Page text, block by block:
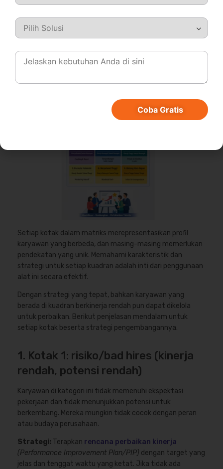
pipeline talenta yang berkelanjutan dan berbasis data.
Penjelasan Setiap Kotak
dalam Nine Box Matrix dan
Strategi Pengembangannya
Setiap kotak dalam matriks merepresentasikan profil
karyawan yang berbeda, dan masing-masing memerlukan
pendekatan yang unik. Memahami karakteristik dan
strategi untuk setiap kuadran adalah inti dari penggunaan
alat ini secara efektif.
Dengan strategi yang tepat, bahkan karyawan yang
berada di kuadran berkinerja rendah pun dapat dikelola
untuk perbaikan. Berikut penjelasan mendalam untuk
setiap kotak beserta strategi pengembangannya.
1. Kotak 1: risiko/bad hires (kinerja
rendah, potensi rendah)
Karyawan di kategori ini tidak memenuhi ekspektasi
pekerjaan dan tidak menunjukkan potensi untuk
berkembang. Mereka mungkin tidak cocok dengan peran
atau budaya perusahaan.
Strategi: Terapkan rencana perbaikan kinerja
(Performance Improvement Plan/PIP) dengan target yang
jelas dan tenggat waktu yang ketat. Jika tidak ada
Coba Gratis